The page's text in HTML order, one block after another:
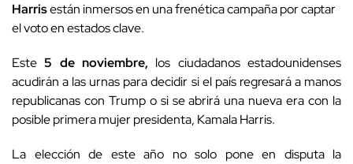
Harrisestán inmersos en una frenética campaña por captar
el voto en estados clave.
Este5 de noviembre, los ciudadanos estadounidenses
acudirán a las urnas para decidir si el país regresará a manos
republicanas con Trump o si se abrirá una nueva era con la
posible primera mujer presidenta, Kamala Harris.
La elección de este año no solo pone en disputa la